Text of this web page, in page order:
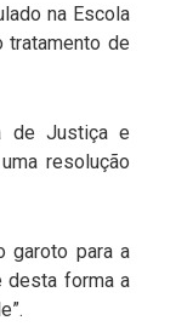
na Escola
tratamento de
de Justiça e
resolução
garoto para a
desta forma a